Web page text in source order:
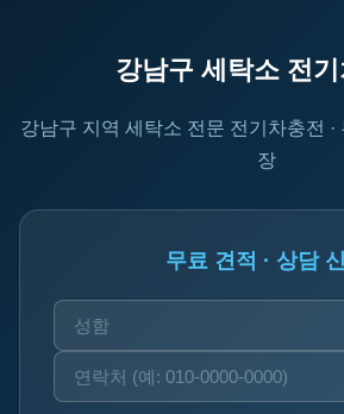
강남구 세탁소 전
강남구 지역 세탁소 전문 전기차충전 ·
장
무료 견적 · 상담